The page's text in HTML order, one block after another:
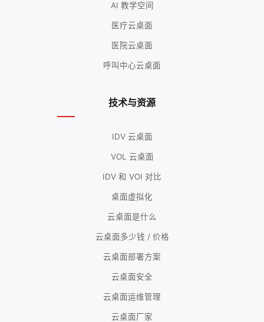
AI 教学空间
医疗云桌面
医院云桌面
呼叫中心云桌面
技术与资源
IDV 云桌面
VOL 云桌面
IDV 和 VOI 对比
桌面虚拟化
云桌面是什么
云桌面多少钱 / 价格
云桌面部署方案
云桌面安全
云桌面运维管理
云桌面厂家